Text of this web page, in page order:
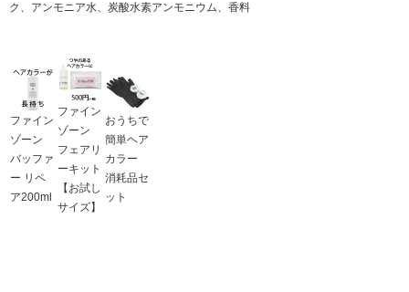
ク、アンモニア水、炭酸水素アンモニウム、香料
ファイン
ゾーン
バッファ
ー リペ
ア200ml
ファイン
ゾーン
フェアリ
ーキット
【お試し
サイズ】
おうちで
簡単ヘア
カラー
消耗品セ
ット